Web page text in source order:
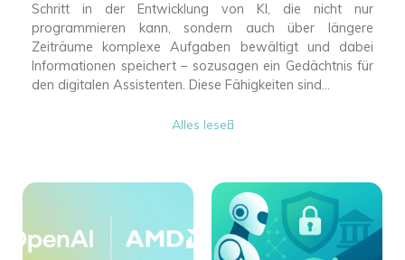
Schritt in der Entwicklung von KI, die nicht nur
programmieren kann, sondern auch über längere
Zeiträume komplexe Aufgaben bewältigt und dabei
Informationen speichert – sozusagen ein Gedächtnis für
den digitalen Assistenten. Diese Fähigkeiten sind...
Alles lesen